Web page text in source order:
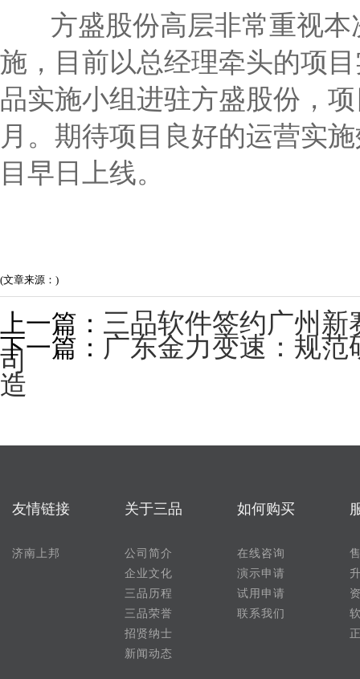
方盛股份高层非常重视本
施，目前以总经理牵头的项
品实施小组进驻方盛股份，
月。期待项目良好的运营实
目早日上线。
(文章来源：)
上一篇： 三品软件签约广州
司
下一篇： 广东金力变速：规
造
友情链接
济南上邦
关于三品
公司简介
企业文化
三品历程
三品荣誉
招贤纳士
新闻动态
如何购买
在线咨询
演示申请
试用申请
联系我们